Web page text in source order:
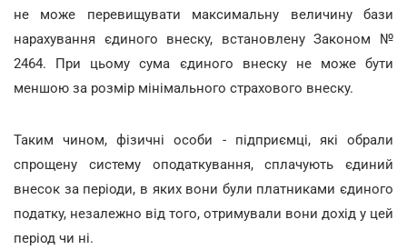
не може перевищувати максимальну величину бази
нарахування єдиного внеску, встановлену Законом №
2464. При цьому сума єдиного внеску не може бути
меншою за розмір мінімального страхового внеску.
Таким чином, фізичні особи - підприємці, які обрали
спрощену систему оподаткування, сплачують єдиний
внесок за періоди, в яких вони були платниками єдиного
податку, незалежно від того, отримували вони дохід у цей
період чи ні.